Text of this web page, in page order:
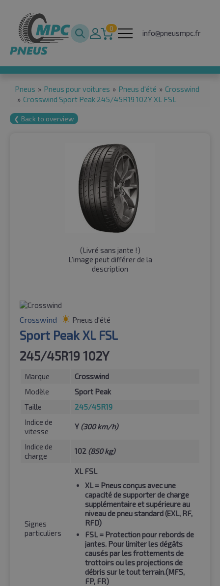
0
info@pneusmpc.fr
Pneus » Pneus pour voitures » Pneus d'été » Crosswind
» Crosswind Sport Peak 245/45R19 102Y XL FSL
❮ Back to overview
(Livré sans jante !)
L'image peut différer de la
description
Crosswind Pneus d'été
Sport Peak XL FSL
245/45R19 102Y
Marque
Crosswind
Modèle
Sport Peak
Taille
245/45R19
Indice de
vitesse
Y (300 km/h)
Indice de
charge
102 (850 kg)
Signes
particuliers
XL FSL
XL= Pneus conçus avec une
capacité de supporter de charge
supplémentaire et supérieure au
niveau de pneu standard (EXL, RF,
RFD)
FSL= Protection pour rebords de
jantes. Pour limiter les dégâts
causés par les frottements de
trottoirs ou les projections de
débris sur le tout terrain.(MFS,
FP, FR)